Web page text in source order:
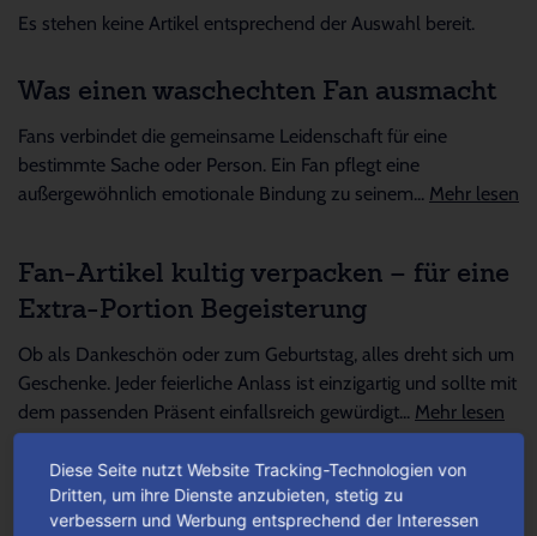
Es stehen keine Artikel entsprechend der Auswahl bereit.
Was einen waschechten Fan ausmacht
Fans verbindet die gemeinsame Leidenschaft für eine
bestimmte Sache oder Person. Ein Fan pflegt eine
außergewöhnlich emotionale Bindung zu seinem... Mehr lesen
Fan-Artikel kultig verpacken – für eine
Extra-Portion Begeisterung
Ob als Dankeschön oder zum Geburtstag, alles dreht sich um
Geschenke. Jeder feierliche Anlass ist einzigartig und sollte mit
dem passenden Präsent einfallsreich gewürdigt... Mehr lesen
Fan-Highlights im Advent
Diese Seite nutzt Website Tracking-Technologien von
Dritten, um ihre Dienste anzubieten, stetig zu
verbessern und Werbung entsprechend der Interessen